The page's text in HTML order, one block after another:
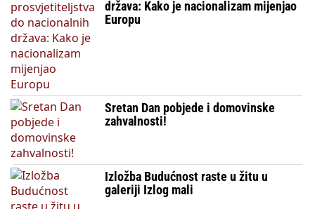
država: Kako je nacionalizam mijenjao
Europu
Sretan Dan pobjede i domovinske
zahvalnosti!
Izložba Budućnost raste u žitu u
galeriji Izlog mali